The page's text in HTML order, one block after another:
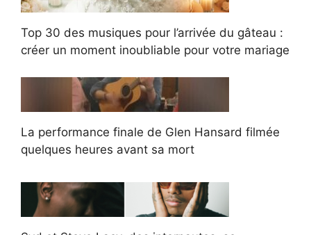
Top 30 des musiques pour l’arrivée du gâteau :
créer un moment inoubliable pour votre mariage
La performance finale de Glen Hansard filmée
quelques heures avant sa mort